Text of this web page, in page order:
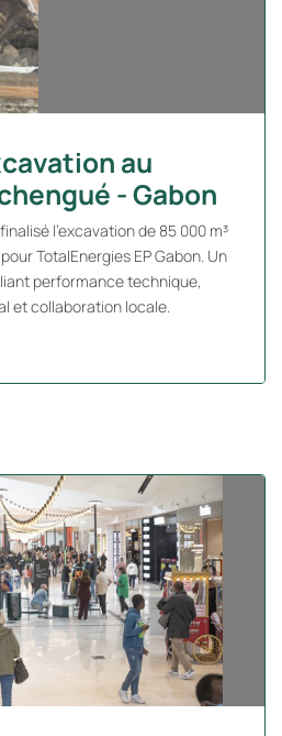
au
- Gabon
l’excavation de 85 000 m³
TotalEnergies EP Gabon. Un
performance technique,
et collaboration locale.